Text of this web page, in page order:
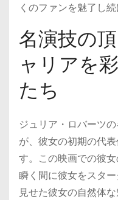
くのファンを魅了し
名演技の
ャリアを
たち
ジュリア・ロバーツ
が、彼女の初期の代
す。この映画での彼女
瞬く間に彼女をスタ
見せた彼女の自然体